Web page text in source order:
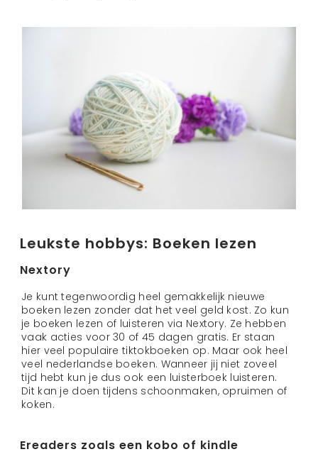
Leukste hobbys: Boeken lezen
Nextory
Je kunt tegenwoordig heel gemakkelijk nieuwe
boeken lezen zonder dat het veel geld kost. Zo kun
je boeken lezen of luisteren via Nextory. Ze hebben
vaak acties voor 30 of 45 dagen gratis. Er staan
hier veel populaire tiktokboeken op. Maar ook heel
veel nederlandse boeken. Wanneer jij niet zoveel
tijd hebt kun je dus ook een luisterboek luisteren.
Dit kan je doen tijdens schoonmaken, opruimen of
koken.
Ereaders zoals een kobo of kindle